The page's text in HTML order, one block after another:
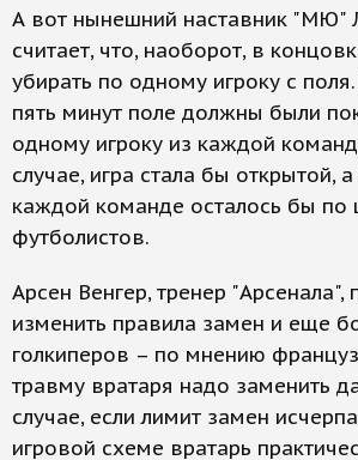
А вот нынешний наставник "МЮ"
считает, что, наоборот, в
убирать по одному игроку с
пять минут поле должны были
одному игроку из каждой
случае, игра стала бы открытой,
каждой команде осталось бы по
футболистов.
Арсен Венгер, тренер "Арсенала",
изменить правила замен и еще
голкиперов – по мнению
травму вратаря надо заменить
случае, если лимит замен
игровой схеме вратарь